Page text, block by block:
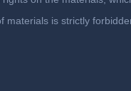
materials is strictly